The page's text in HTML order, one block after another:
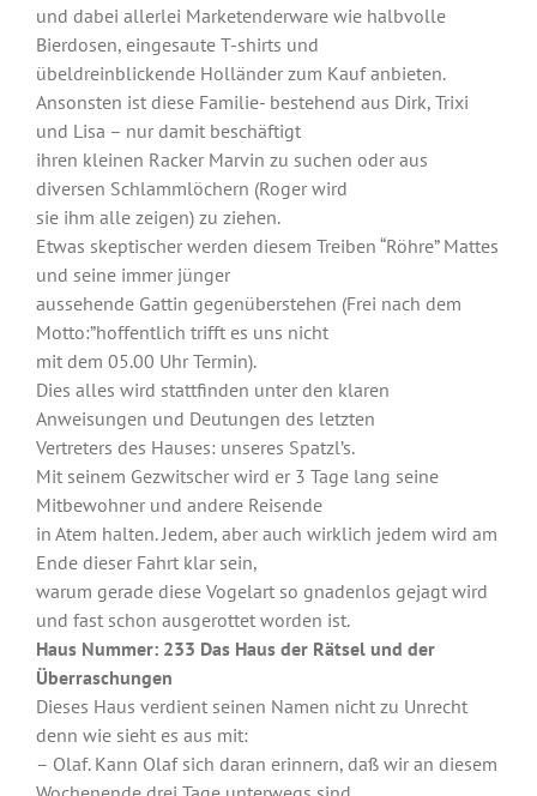
und dabei allerlei Marketenderware wie halbvolle
Bierdosen, eingesaute T-shirts und
übeldreinblickende Holländer zum Kauf anbieten.
Ansonsten ist diese Familie- bestehend aus Dirk, Trixi
und Lisa – nur damit beschäftigt
ihren kleinen Racker Marvin zu suchen oder aus
diversen Schlammlöchern (Roger wird
sie ihm alle zeigen) zu ziehen.
Etwas skeptischer werden diesem Treiben “Röhre” Mattes
und seine immer jünger
aussehende Gattin gegenüberstehen (Frei nach dem
Motto:”hoffentlich trifft es uns nicht
mit dem 05.00 Uhr Termin).
Dies alles wird stattfinden unter den klaren
Anweisungen und Deutungen des letzten
Vertreters des Hauses: unseres Spatzl’s.
Mit seinem Gezwitscher wird er 3 Tage lang seine
Mitbewohner und andere Reisende
in Atem halten. Jedem, aber auch wirklich jedem wird am
Ende dieser Fahrt klar sein,
warum gerade diese Vogelart so gnadenlos gejagt wird
und fast schon ausgerottet worden ist.
Haus Nummer: 233 Das Haus der Rätsel und der
Überraschungen
Dieses Haus verdient seinen Namen nicht zu Unrecht
denn wie sieht es aus mit:
– Olaf. Kann Olaf sich daran erinnern, daß wir an diesem